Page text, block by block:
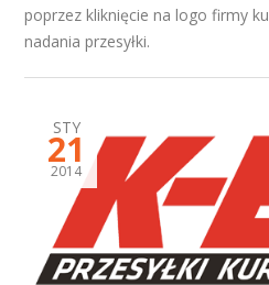
poprzez kliknięcie na logo firmy
nadania przesyłki.
STY
21
2014